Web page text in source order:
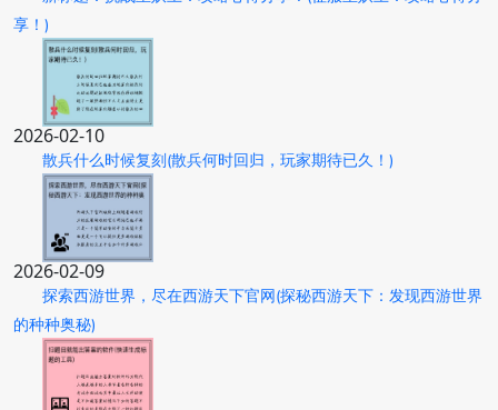
享！)
2026-02-10
散兵什么时候复刻(散兵何时回归，玩家期待已久！)
2026-02-09
探索西游世界，尽在西游天下官网(探秘西游天下：发现西游世界
的种种奥秘)